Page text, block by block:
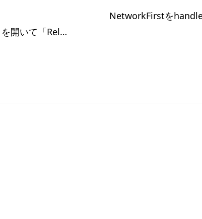
「Ctrl + Shift + P」でコマンドパレットを開いて「Reload Window」を実行
NetworkFirstを